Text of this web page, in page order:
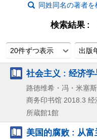
同姓同名の著者を
検索結果
20件ずつ表示 出版
社会主义 : 经济
路徳维希・冯・米塞斯
商务印书馆 2018.3 经
所蔵館1館
美国的腐败 : 从